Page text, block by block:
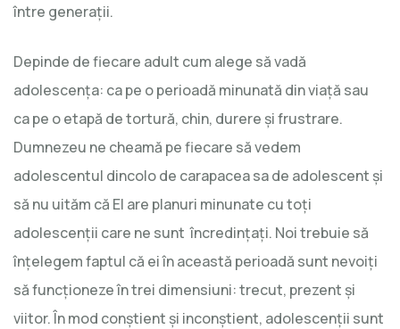
între generații.
Depinde de fiecare adult cum alege să vadă
adolescența: ca pe o perioadă minunată din viață sau
ca pe o etapă de tortură, chin, durere și frustrare.
Dumnezeu ne cheamă pe fiecare să vedem
adolescentul dincolo de carapacea sa de adolescent și
să nu uităm că El are planuri minunate cu toți
adolescenții care ne sunt încredințați. Noi trebuie să
înțelegem faptul că ei în această perioadă sunt nevoiți
să funcționeze în trei dimensiuni: trecut, prezent și
viitor. În mod conștient și inconștient, adolescenții sunt